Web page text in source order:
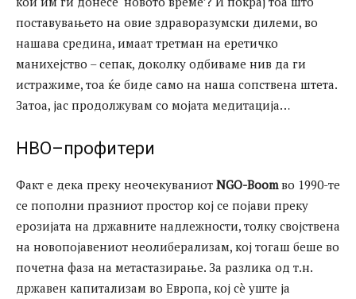
поставувањето на овие здраворазумски дилеми, во
нашава средина, имаат третман на еретичко
манихејство – сепак, доколку одбиваме нив да ги
истражиме, тоа ќе биде само на наша сопствена штета.
Затоа, јас продолжувам со мојата медитација…
НВО–профитери
Факт е дека преку неочекуваниот NGO-Boom во 1990-те
се пополни празниот простор кој се појави преку
ерозијата на државните надлежности, толку својствена
на новопојавениот неолиберализам, кој тогаш беше во
почетна фаза на метастазирање. За разлика од т.н.
државен капитализам во Европа, кој сè уште ја